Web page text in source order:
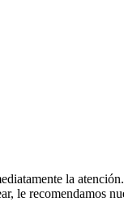
la
le recomendamos